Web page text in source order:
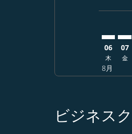
06
木
8月
07
金
ビジネス